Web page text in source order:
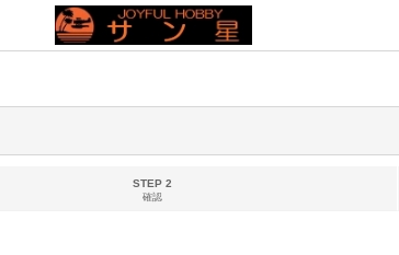
STEP 2
確認